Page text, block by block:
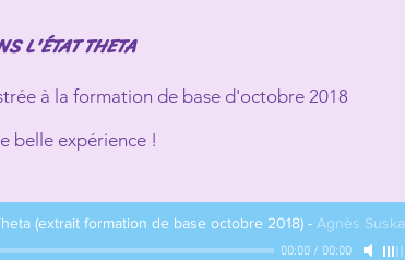
L'ÉTAT THETA
à la formation de base d'octobre 2018
belle expérience !
(extrait formation de base octobre 2018) - Agnès Suska
00:00/ 00:00